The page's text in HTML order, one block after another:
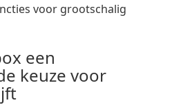
voor grootschalig
een
keuze voor